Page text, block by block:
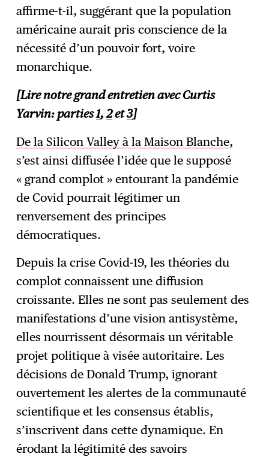
affirme-t-il, suggérant que la population
américaine aurait pris conscience de la
nécessité d’un pouvoir fort, voire
monarchique.
[Lire notre grand entretien avec Curtis
Yarvin: parties1,2et3]
De la Silicon Valley à la Maison Blanche,
s’est ainsi diffusée l’idée que le supposé
« grand complot » entourant la pandémie
de Covid pourrait légitimer un
renversement des principes
démocratiques.
Depuis la crise Covid-19, les théories du
complot connaissent une diffusion
croissante. Elles ne sont pas seulement des
manifestations d’une vision antisystème,
elles nourrissent désormais un véritable
projet politique à visée autoritaire. Les
décisions de Donald Trump, ignorant
ouvertement les alertes de la communauté
scientifique et les consensus établis,
s’inscrivent dans cette dynamique. En
érodant la légitimité des savoirs